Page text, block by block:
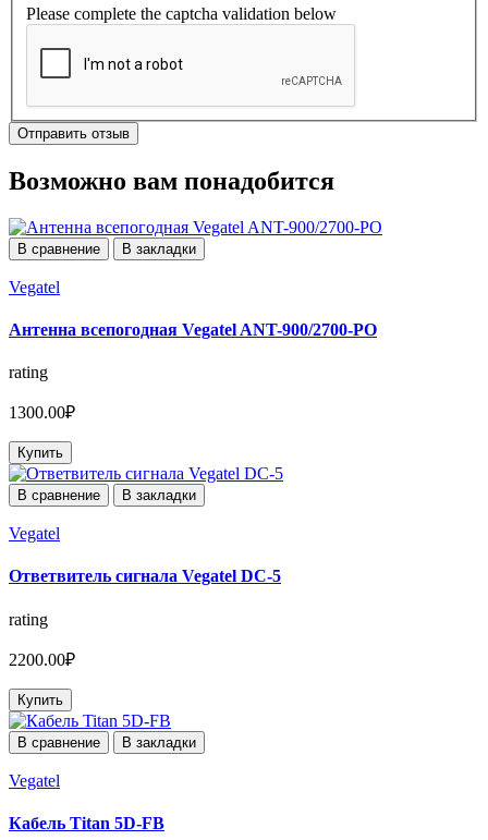
Please complete the captcha validation below
Отправить отзыв
Возможно вам понадобится
В сравнение В закладки
Vegatel
Антенна всепогодная Vegatel ANT-900/2700-PO
rating
1300.00₽
Купить
В сравнение В закладки
Vegatel
Ответвитель сигнала Vegatel DC-5
rating
2200.00₽
Купить
В сравнение В закладки
Vegatel
Кабель Titan 5D-FB